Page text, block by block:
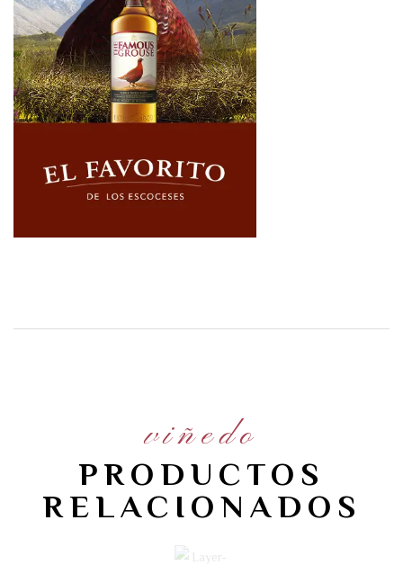
viñedo
PRODUCTOS
RELACIONADOS